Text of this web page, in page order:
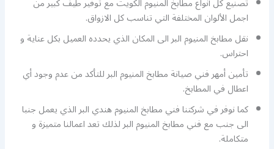
اجمل الألوان المختلفة التي تناسب كل الازواق.
نقل مطابخ المنيوم البر الى المكان الذي يحدده العميل بكل عناية و
احتراس.
تأمين أمهر فني صيانة مطابخ المنيوم البر للتأكد من عدم وجود أي
اعطال في المطابخ.
كما نوفر في شركتنا فني مطابخ المنيوم هندي البر الذي يعمل جنبا
الى جنب مع فني مطابخ المنيوم البر لذلك تعد اعمالنا متميزة و
متكاملة.